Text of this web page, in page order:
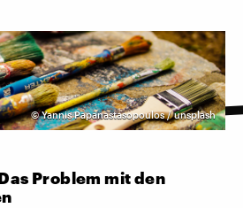
©Yannis Papanastasopoulos / unsplash
Problem mit den